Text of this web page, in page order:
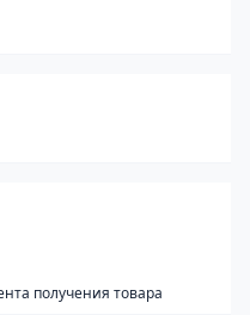
получения товара